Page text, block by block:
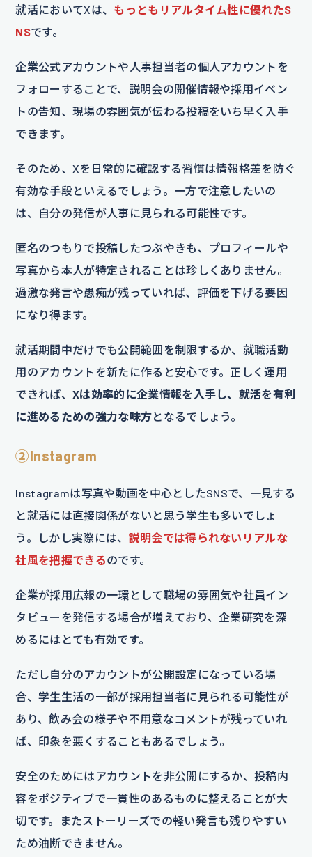
就活においてXは、 もっともリアルタイム性に優れたS
NSです。
企業公式アカウントや人事担当者の個人アカウントを
フォローすることで、説明会の開催情報や採用イベン
トの告知、現場の雰囲気が伝わる投稿をいち早く入手
できます。
そのため、Xを日常的に確認する習慣は情報格差を防ぐ
有効な手段といえるでしょう。一方で注意したいの
は、自分の発信が人事に見られる可能性です。
匿名のつもりで投稿したつぶやきも、プロフィールや
写真から本人が特定されることは珍しくありません。
過激な発言や愚痴が残っていれば、評価を下げる要因
になり得ます。
就活期間中だけでも公開範囲を制限するか、就職活動
用のアカウントを新たに作ると安心です。正しく運用
できれば、 Xは効率的に企業情報を入手し、就活を有利
に進めるための強力な味方となるでしょう。
②Instagram
Instagramは写真や動画を中心としたSNSで、一見する
と就活には直接関係がないと思う学生も多いでしょ
う。しかし実際には、 説明会では得られないリアルな
社風を把握できるのです。
企業が採用広報の一環として職場の雰囲気や社員イン
タビューを発信する場合が増えており、企業研究を深
めるにはとても有効です。
ただし自分のアカウントが公開設定になっている場
合、学生生活の一部が採用担当者に見られる可能性が
あり、飲み会の様子や不用意なコメントが残っていれ
ば、印象を悪くすることもあるでしょう。
安全のためにはアカウントを非公開にするか、投稿内
容をポジティブで一貫性のあるものに整えることが大
切です。またストーリーズでの軽い発言も残りやすい
ため油断できません。